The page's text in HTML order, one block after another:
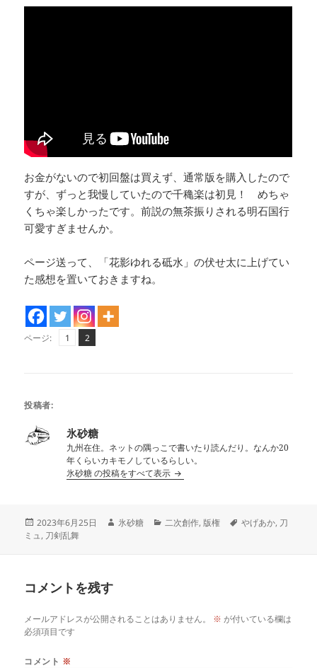
お金がないので初回盤は買えず、通常版を購入したので
すが、ずっと我慢していたので千穐楽は初見！ めちゃ
くちゃ楽しかったです。前説の無茶振りされる明石国行
可愛すぎませんか。
ページ送って、「花影ゆれる砥水」の伏せ太に上げてい
た感想を置いておきますね。
ページ:
ペ1 ,
ペ
2
投稿者:
氷砂糖
九州在住。ネットの隅っこで書いたり読んだり。なんか20
年くらいカキモノしているらしい。
氷砂糖 の投稿をすべて表示
投
稿
2023年6月25日
作
氷砂糖
カ
二次創作, 版権
タ
やげあか, 刀
ミュ, 刀剣乱舞
コメントを残す
メールアドレスが公開されることはありません。 ※ が付いている欄は
必須項目です
コメント ※